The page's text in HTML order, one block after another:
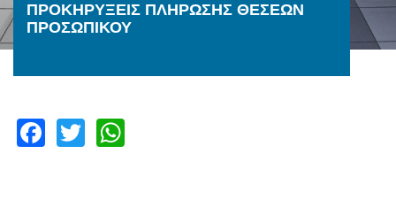
ΠΡΟΚΗΡΥΞΕΙΣ ΠΛΗΡΩΣΗΣ ΘΕΣΕΩΝ
ΠΡΟΣΩΠΙΚΟΥ
Facebook
Twitter